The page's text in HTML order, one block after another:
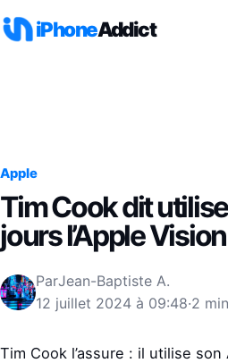
iPhoneAddict
Apple
Tim Cook dit
jours l’Apple
ParJean-Baptiste A.
12 juillet 2024 à 09:48·2
Tim Cook l’assure : il utilise